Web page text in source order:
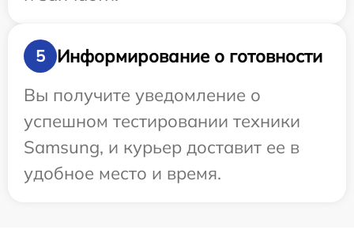
5
Информирование о готовности
Вы получите уведомление о
успешном тестировании техники
Samsung, и курьер доставит ее в
удобное место и время.